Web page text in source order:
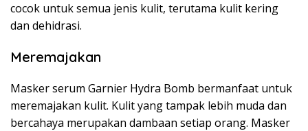
cocok untuk semua jenis kulit, terutama kulit kering
dan dehidrasi.
Meremajakan
Masker serum Garnier Hydra Bomb bermanfaat untuk
meremajakan kulit. Kulit yang tampak lebih muda dan
bercahaya merupakan dambaan setiap orang. Masker